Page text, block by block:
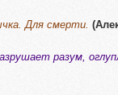
Для смерти.
разум,